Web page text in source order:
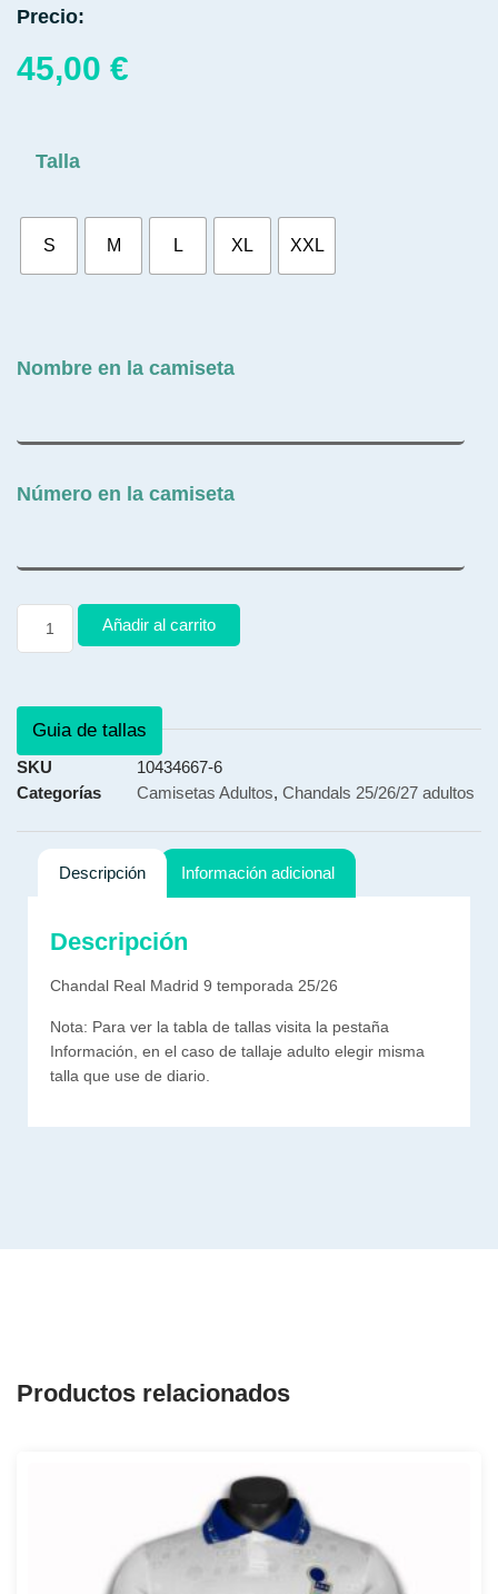
Precio:
45,00 €
Talla
S M L XL XXL
Nombre en la camiseta
Número en la camiseta
Añadir al carrito
Guia de tallas
SKU
10434667-6
Categorías
Camisetas Adultos, Chandals 25/26/27 adultos
Descripción Información adicional
Descripción
Chandal Real Madrid 9 temporada 25/26
Nota: Para ver la tabla de tallas visita la pestaña
Información, en el caso de tallaje adulto elegir misma
talla que use de diario.
Productos relacionados